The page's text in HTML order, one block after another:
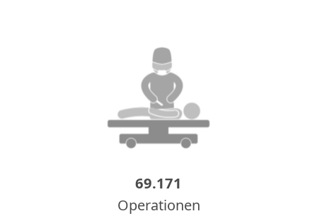
69.171
Operationen